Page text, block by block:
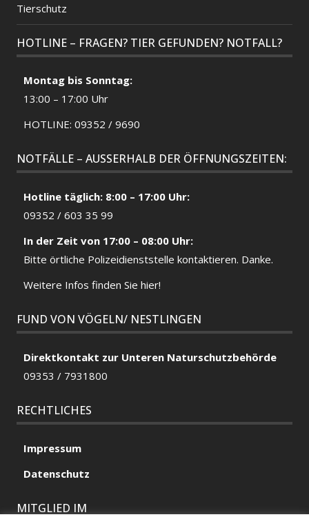
Tierschutz
HOTLINE – FRAGEN? TIER GEFUNDEN? NOTFALL?
Montag bis Sonntag:
13:00 – 17:00 Uhr
HOTLINE: 09352 / 9690
NOTFÄLLE – AUSSERHALB DER ÖFFNUNGSZEITEN:
Hotline täglich: 8:00 – 17:00 Uhr:
09352 / 603 35 99
In der Zeit von 17:00 – 08:00 Uhr:
Bitte örtliche Polizeidienststelle kontaktieren. Danke.
Weitere Infos finden Sie hier!
FUND VON VÖGELN/ NESTLINGEN
Direktkontakt zur Unteren Naturschutzbehörde
09353 / 7931800
RECHTLICHES
Impressum
Datenschutz
MITGLIED IM